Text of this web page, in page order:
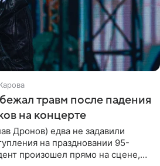
травм после падения
на концерте
Дронов) едва не задавили
на праздновании 95-
произошел прямо на сцене,